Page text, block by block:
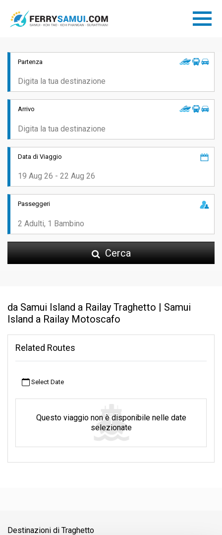
Partenza
Arrivo
Data di Viaggio
Passeggeri
Cerca
da Samui Island a Railay Traghetto | Samui
Island a Railay Motoscafo
Related Routes
Select Date
Questo viaggio non è disponibile nelle date
selezionate
Destinazioni di Traghetto